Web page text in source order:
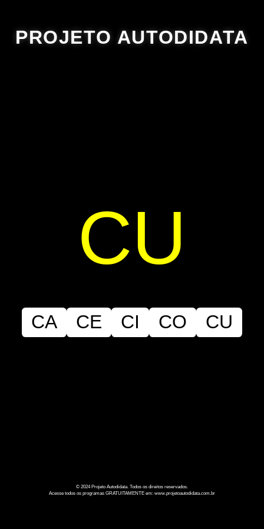
PROJETO AUTODIDATA
CU
CA CE CI CO CU
© 2024 Projeto Autodidata. Todos os direitos reservados.
Acesse todos os programas GRATUITAMENTE em: www.projetoautodidata.com.br